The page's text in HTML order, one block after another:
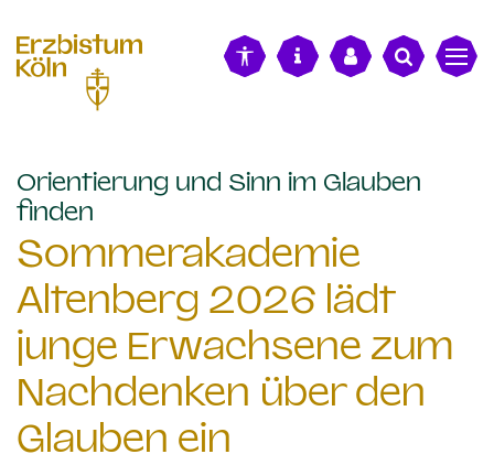
Orientierung und Sinn im Glauben
finden
Sommerakademie
Altenberg 2026 lädt
junge Erwachsene zum
Nachdenken über den
Glauben ein